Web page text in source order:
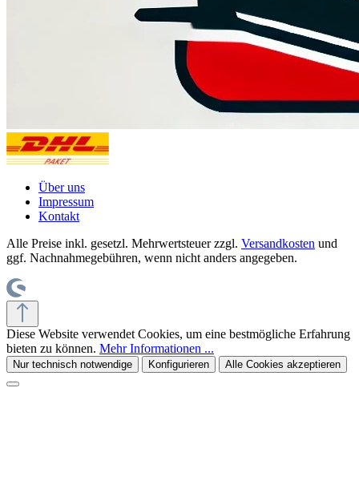
Über uns
Impressum
Kontakt
Alle Preise inkl. gesetzl. Mehrwertsteuer zzgl. Versandkosten und
ggf. Nachnahmegebühren, wenn nicht anders angegeben.
Diese Website verwendet Cookies, um eine bestmögliche Erfahrung
bieten zu können. Mehr Informationen ...
Nur technisch notwendige Konfigurieren Alle Cookies akzeptieren